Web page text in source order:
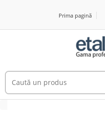
Prima pagină